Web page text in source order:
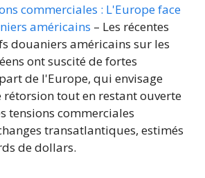
commerciales : L'Europe face
américains – Les récentes
douaniers américains sur les
ont suscité de fortes
de l'Europe, qui envisage
rétorsion tout en restant ouverte
tensions commerciales
transatlantiques, estimés
de dollars.